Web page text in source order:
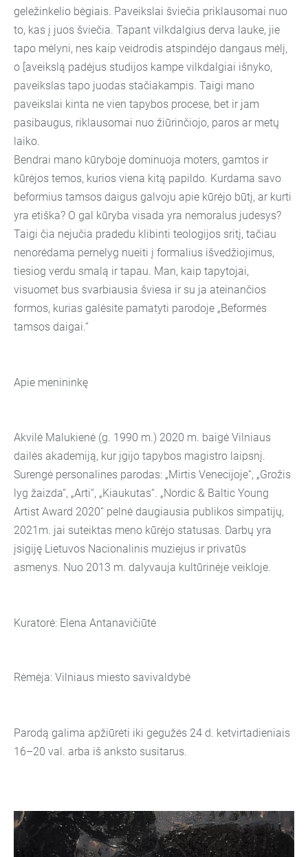
geležinkelio bėgiais. Paveikslai šviečia priklausomai nuo
to, kas į juos šviečia. Tapant vilkdalgius derva lauke, jie
tapo mėlyni, nes kaip veidrodis atspindėjo dangaus mėlį,
o [aveikslą padėjus studijos kampe vilkdalgiai išnyko,
paveikslas tapo juodas stačiakampis. Taigi mano
paveikslai kinta ne vien tapybos procese, bet ir jam
pasibaugus, riklausomai nuo žiūrinčiojo, paros ar metų
laiko.
Bendrai mano kūryboje dominuoja moters, gamtos ir
kūrėjos temos, kurios viena kitą papildo. Kurdama savo
beformius tamsos daigus galvoju apie kūrėjo būtį, ar kurti
yra etiška? O gal kūryba visada yra nemoralus judesys?
Taigi čia nejučia pradedu klibinti teologijos sritį, tačiau
nenorėdama pernelyg nueiti į formalius išvedžiojimus,
tiesiog verdu smalą ir tapau. Man, kaip tapytojai,
visuomet bus svarbiausia šviesa ir su ja ateinančios
formos, kurias galėsite pamatyti parodoje „Beformės
tamsos daigai.“
Apie menininkę
Akvilė Malukienė (g. 1990 m.) 2020 m. baigė Vilniaus
dailės akademiją, kur įgijo tapybos magistro laipsnį.
Surengė personalines parodas: „Mirtis Venecijoje“, „Grožis
lyg žaizda“, „Arti“, „Kiaukutas“. „Nordic & Baltic Young
Artist Award 2020“ pelnė daugiausia publikos simpatijų,
2021m. jai suteiktas meno kūrėjo statusas. Darbų yra
įsigiję Lietuvos Nacionalinis muziejus ir privatūs
asmenys. Nuo 2013 m. dalyvauja kultūrinėje veikloje.
Kuratorė: Elena Antanavičiūtė
Rėmėja: Vilniaus miesto savivaldybė
Parodą galima apžiūrėti iki gegužės 24 d. ketvirtadieniais
16–20 val. arba iš anksto susitarus.